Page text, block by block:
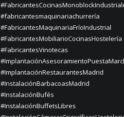
#fabricantesmaquinariachurrería
#FabricantesMaquinariaFríoIndustrial
#FabricantesMobiliarioCocinasHostelería
#FabricantesVinotecas
#ImplantaciónRestaurantesMadrid
#InstalaciónBarbacoasMadrid
#InstalaciónBufés
#InstalaciónBuffetsLibres